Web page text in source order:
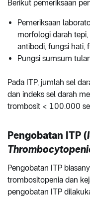
Berikut pemeriksaan
Pemeriksaan
morfologi darah
antibodi, fungsi hati,
Pungsi sumsum
Pada ITP, jumlah sel
dan indeks sel darah
trombosit < 100.000
Pengobatan ITP (
Pengobatan ITP
trombositopenia dan
pengobatan ITP